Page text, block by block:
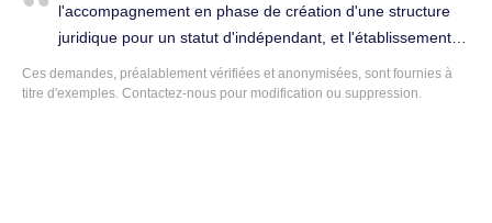
l'accompagnement en phase de création d'une structure
juridique pour un statut d'indépendant, et l'établissement
des documents fiscaux annuels nécessaires. Conseils
(juridique, fiscal, social...) à Vauréal (95490).
Ces demandes, préalablement vérifiées et anonymisées, sont fournies à
titre d'exemples. Contactez-nous pour modification ou suppression.